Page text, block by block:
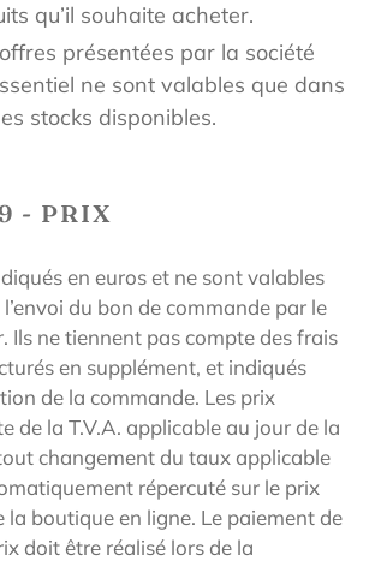
qu’il souhaite acheter.
présentées par la société
ne sont valables que dans
stocks disponibles.
- PRIX
en euros et ne sont valables
l’envoi du bon de commande par le
Ils ne tiennent pas compte des frais
en supplément, et indiqués
de la commande. Les prix
de la T.V.A. applicable au jour de la
changement du taux applicable
répercuté sur le prix
la boutique en ligne. Le paiement de
doit être réalisé lors de la